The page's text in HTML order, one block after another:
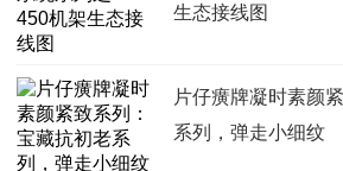
生态接线图
片仔癀牌凝时素颜
系列，弹走小细纹